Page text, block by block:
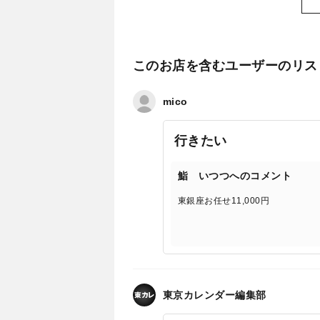
このお店を含むユーザーのリ
mico
行きたい
鮨 いつつへのコメント
東銀座お任せ11,000円
東京カレンダー編集部